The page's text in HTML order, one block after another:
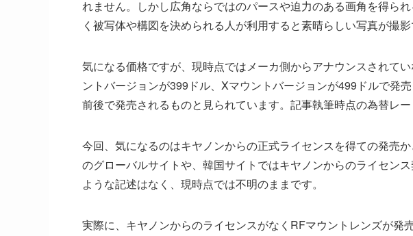
れません。しかし広角ならではのパースや迫力のある画角を得ら
く被写体や構図を決められる人が利用すると素晴らしい写真が撮影
気になる価格ですが、現時点ではメーカ側からアナウンスされて
ントバージョンが399ドル、Xマウントバージョンが499ドルで発
前後で発売されるものと見られています。記事執筆時点の為替レー
今回、気になるのはキヤノンからの正式ライセンスを得ての発売
のグローバルサイトや、韓国サイトではキヤノンからのライセン
ような記述はなく、現時点では不明のままです。
実際に、キヤノンからのライセンスがなくRFマウントレンズが発